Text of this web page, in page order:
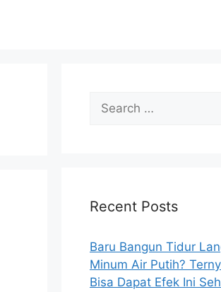
f
r
:
Recent Posts
Baru Bangun Tidur
Minum Air Putih?
Bisa Dapat Efek Ini